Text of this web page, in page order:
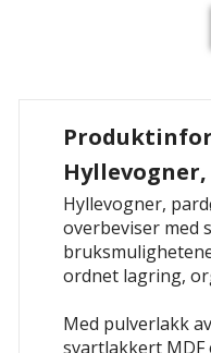
Hyllevogner,
overbeviser med
ordnet lagring,
Med pulverlakk
svartlakkert